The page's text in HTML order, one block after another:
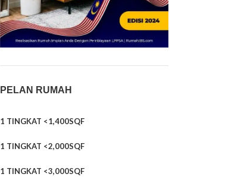
PELAN RUMAH
1 TINGKAT <1,400SQF
1 TINGKAT <2,000SQF
1 TINGKAT <3,000SQF